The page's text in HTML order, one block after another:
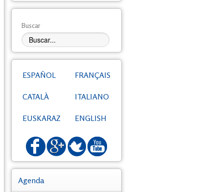
Buscar
ESPAÑOL
CATALÀ
EUSKARAZ
FRANÇAIS
ITALIANO
ENGLISH
Agenda